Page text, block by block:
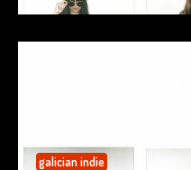
galician indie